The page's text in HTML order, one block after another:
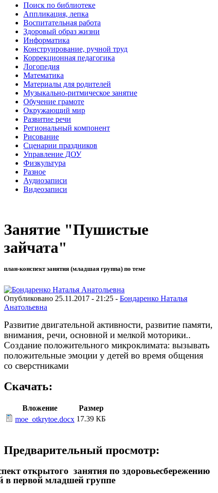
Поиск по библиотеке
Аппликация, лепка
Воспитательная работа
Здоровый образ жизни
Информатика
Конструирование, ручной труд
Коррекционная педагогика
Логопедия
Математика
Материалы для родителей
Музыкально-ритмическое занятие
Обучение грамоте
Окружающий мир
Развитие речи
Региональный компонент
Рисование
Сценарии праздников
Управление ДОУ
Физкультура
Разное
Аудиозаписи
Видеозаписи
Занятие "Пушистые
зайчата"
план-конспект занятия (младшая группа) по теме
Опубликовано 25.11.2017 - 21:25 - Бондаренко Наталья
Анатольевна
Развитие двигательной активности, развитие памяти,
внимания, речи, основной и мелкой моторики..
Создание положительного микроклимата: вызывать
положительные эмоции у детей во время общения
со сверстниками
Скачать:
Вложение
Размер
moe_otkrytoe.docx 17.39 КБ
Предварительный просмотр:
открытого занятия по здоровьесбережению
в первой младшей группе